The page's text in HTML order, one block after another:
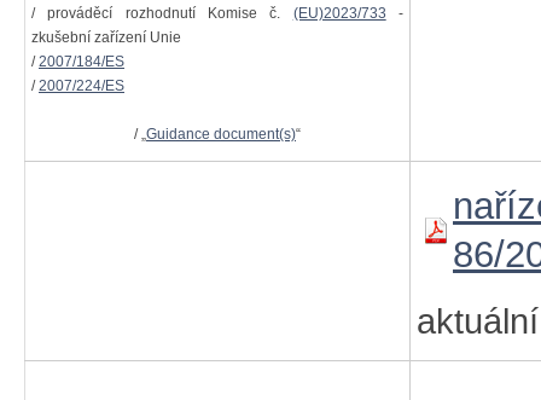
/ prováděcí rozhodnutí Komise č. (EU)2023/733 -
zkušební zařízení Unie
/2007/184/ES
/2007/224/ES
/ „Guidance document(s)“
86/